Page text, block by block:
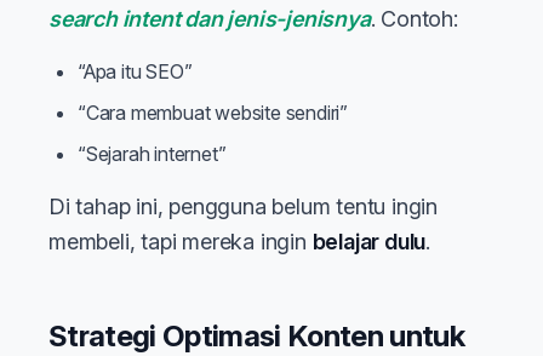
search intent dan jenis-jenisnya. Contoh:
“Apa itu SEO”
“Cara membuat website sendiri”
“Sejarah internet”
Di tahap ini, pengguna belum tentu ingin
membeli, tapi mereka ingin belajar dulu.
Strategi Optimasi Konten untuk